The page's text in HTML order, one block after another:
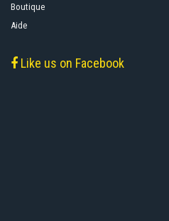
Boutique
Aide
Like us on Facebook